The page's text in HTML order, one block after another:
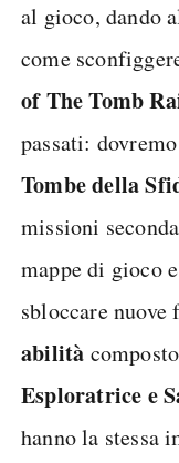
al gioco, dando
come
of The Tomb
passati:
Tombe della
missioni
mappe di gioco
sbloccare nuove
abilità
Esploratrice e
hanno la stessa